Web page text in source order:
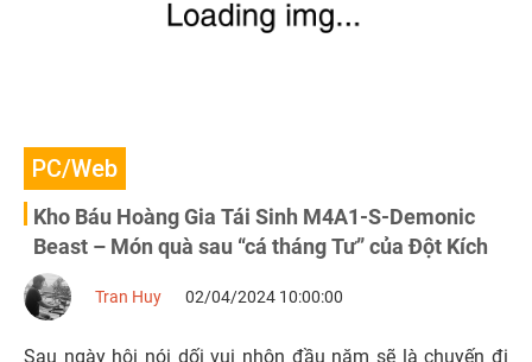
PC/Web
Kho Báu Hoàng Gia Tái Sinh M4A1-S-Demonic
Beast – Món quà sau “cá tháng Tư” của Đột Kích
Tran Huy 02/04/2024 10:00:00
Sau ngày hội nói dối vui nhộn đầu năm sẽ là chuyến đi